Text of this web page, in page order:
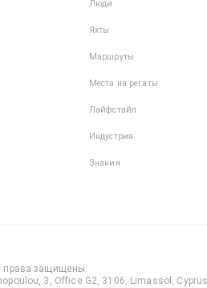
Люди
Яхты
Маршруты
Места на регаты
Лайфстайл
Индустрия
Знания
права защищены.
3, Office G2, 3106, Limassol,